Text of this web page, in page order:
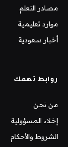
مصادر التعلم
موارد تعليمية
أخبار سعودية
روابط تهمك
من نحن
إخلاء المسؤولية
الشروط والأحكام